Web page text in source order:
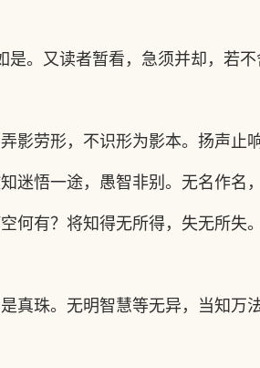
。又读者暂看，急须并却，若
影劳形，不识形为影本。扬声止
悟一途，愚智非别。无名作名
何有？将知得无所得，失无所失
真珠。无明智慧等无异，当知万